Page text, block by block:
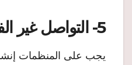
5- التواصل غير الفعال
يجب على المنظمات